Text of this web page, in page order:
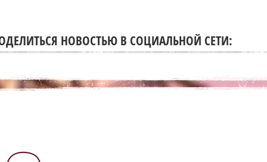
НОВОСТЬЮ В СОЦИАЛЬНОЙ СЕТИ: